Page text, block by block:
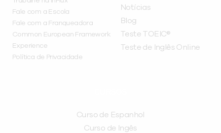
Fale com a Escola
Fale com a Franqueadora
Common European Framework
Experience
Política de Privacidade
Notícias
Blog
Teste TOEIC®
Teste de Inglês Online
Curso de Espanhol
Curso de Ingês